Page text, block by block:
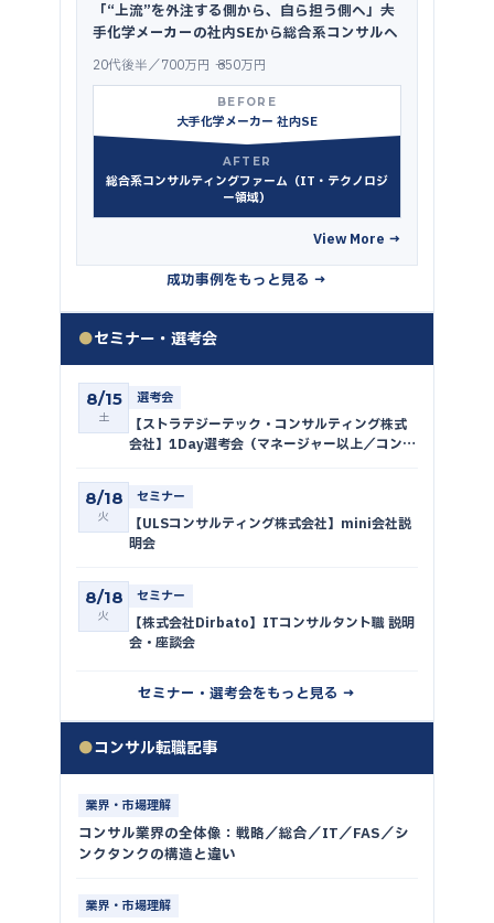
「“上流”を外注する側から、自ら担う側へ」──大
手化学メーカーの社内SEから総合系コンサルへ
20代後半／700万円 → 850万円
BEFORE
大手化学メーカー 社内SE
AFTER
総合系コンサルティングファーム（IT・テクノロジ
ー領域）
View More →
成功事例をもっと見る →
●セミナー・選考会
8/15
土
選考会
【ストラテジーテック・コンサルティング株式
会社】1Day選考会（マネージャー以上／コンサ
8/18
火
セミナー
【ULSコンサルティング株式会社】mini会社説
明会
8/18
火
セミナー
【株式会社Dirbato】ITコンサルタント職 説明
会・座談会
セミナー・選考会をもっと見る →
●コンサル転職記事
業界・市場理解
コンサル業界の全体像：戦略／総合／IT／FAS／シ
ンクタンクの構造と違い
業界・市場理解